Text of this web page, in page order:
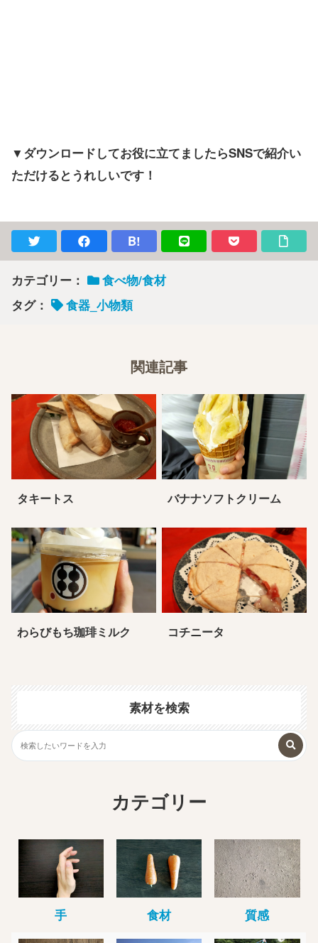
▼ダウンロードしてお役に立てましたらSNSで紹介い
ただけるとうれしいです！
B!
カテゴリー：
食べ物/食材
タグ：
食器_小物類
関連記事
タキートス バナナソフトクリーム
わらびもち珈琲ミルク コチニータ
素材を検索
カテゴリー
手 食材 質感